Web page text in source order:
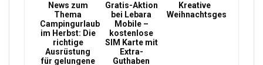
News zum
Thema
Campingurlaub
im Herbst: Die
richtige
Ausrüstung
für gelungene
Gratis-Aktion
bei Lebara
Mobile –
kostenlose
SIM Karte mit
Extra-
Guthaben
Kreative
Weihnachtsgeschenke